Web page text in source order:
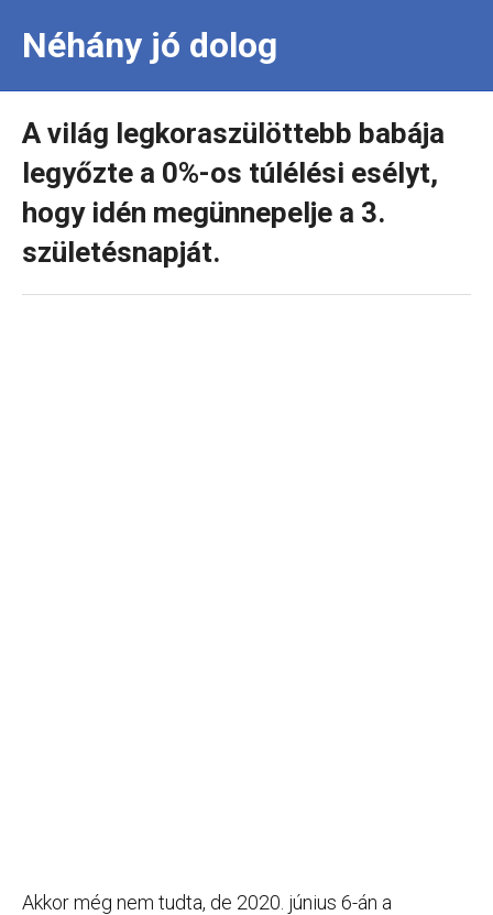
Néhány jó dolog
A világ legkoraszülöttebb babája
legyőzte a 0%-os túlélési esélyt,
hogy idén megünnepelje a 3.
születésnapját.
Akkor még nem tudta, de 2020. június 6-án a